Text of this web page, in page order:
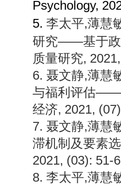
Psychology,
5. 李太平,薄慧
研究——基于政
质量研究,
6. 聂文静,薄慧
与福利评估——
经济, 2021,
7. 聂文静,薄慧
滞机制及要素
2021, (03): 51-
8. 李太平,薄慧